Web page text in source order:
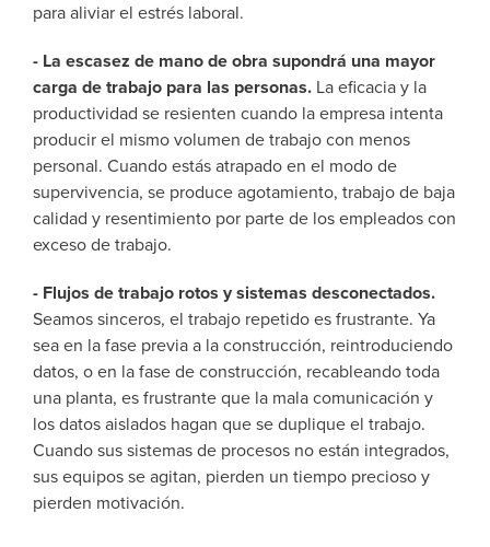
para aliviar el estrés laboral.
- La escasez de mano de obra supondrá una mayor
carga de trabajo para las personas. La eficacia y la
productividad se resienten cuando la empresa intenta
producir el mismo volumen de trabajo con menos
personal. Cuando estás atrapado en el modo de
supervivencia, se produce agotamiento, trabajo de baja
calidad y resentimiento por parte de los empleados con
exceso de trabajo.
- Flujos de trabajo rotos y sistemas desconectados.
Seamos sinceros, el trabajo repetido es frustrante. Ya
sea en la fase previa a la construcción, reintroduciendo
datos, o en la fase de construcción, recableando toda
una planta, es frustrante que la mala comunicación y
los datos aislados hagan que se duplique el trabajo.
Cuando sus sistemas de procesos no están integrados,
sus equipos se agitan, pierden un tiempo precioso y
pierden motivación.